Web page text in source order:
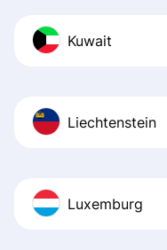
Kuwait
Liechtenstein
Luxemburg